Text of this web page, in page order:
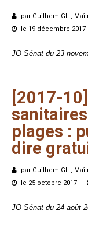
par Guilhem GIL,
le 19 décembre 2017
JO Sénat du 23
[2017-10]
sanitaires
plages :
dire
par Guilhem GIL,
le 25 octobre 2017
JO Sénat du 24 août